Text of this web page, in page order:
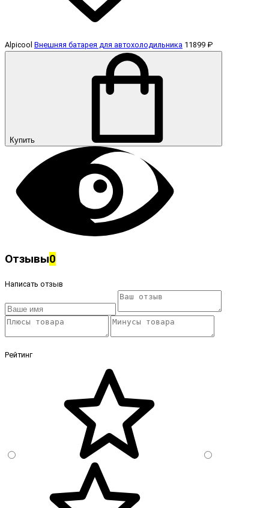
Alpicool Внешняя батарея для автохолодильника 11899 ₽
Купить
Отзывы0
Написать отзыв
Рейтинг